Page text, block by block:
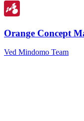
Orange Concept
Ved Mindomo Team